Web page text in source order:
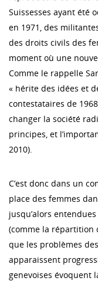
Suissesses ayant été
en 1971, des
des droits civils des
moment où une
Comme le rappelle
« hérite des idées et
contestataires de
changer la société
principes, et
2010).
C’est donc dans un
place des femmes
jusqu’alors
(comme la répartition
que les problèmes
apparaissent
genevoises évoquent